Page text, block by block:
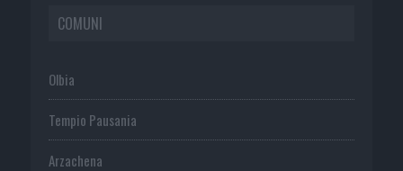
COMUNI
Olbia
Tempio Pausania
Arzachena